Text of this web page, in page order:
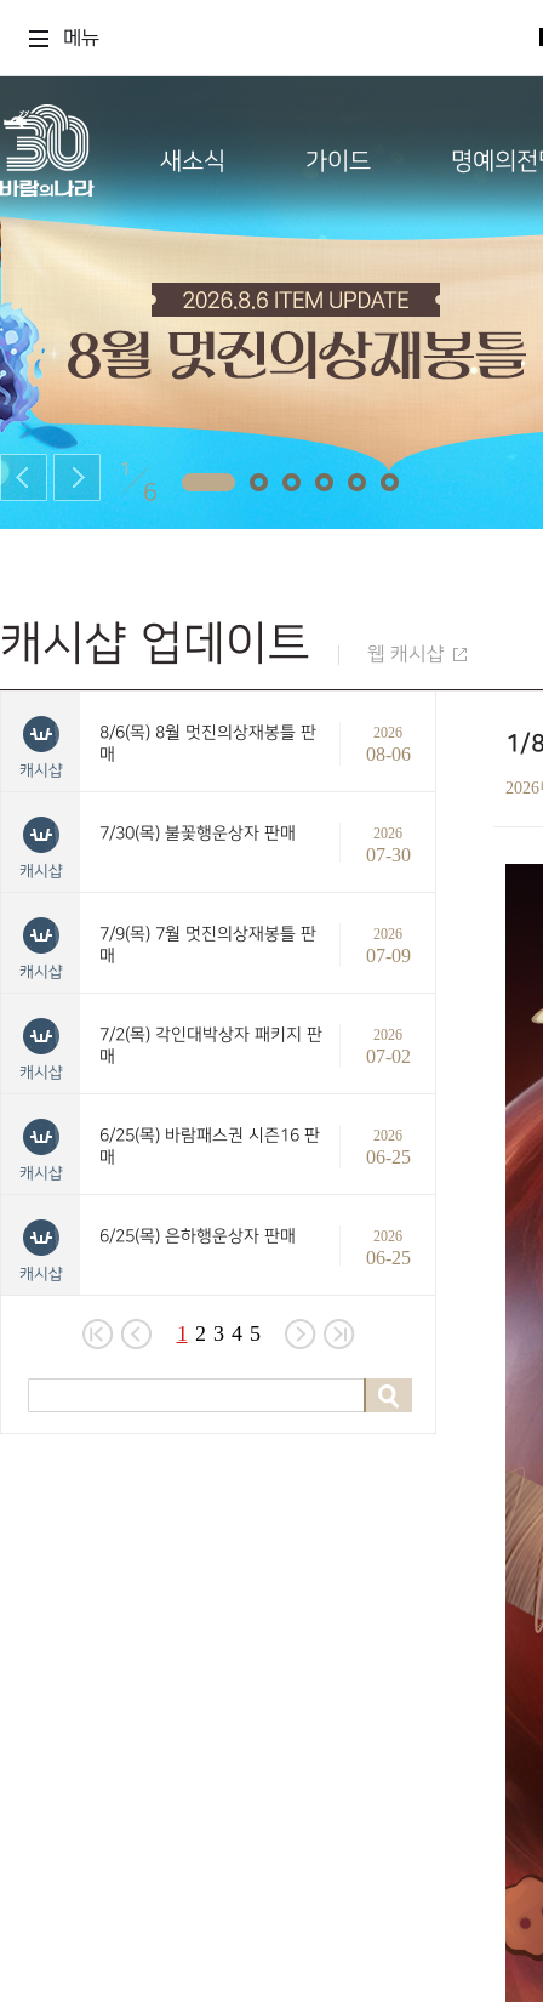
메뉴
새소식 가이드 명예의
1
6
캐시샵 업데이트 웹 캐시샵
캐시샵
8/6(목) 8월 멋진의상재봉틀 판
매
2026
08-06
캐시샵
7/30(목) 불꽃행운상자 판매 2026
07-30
캐시샵
7/9(목) 7월 멋진의상재봉틀 판
매
2026
07-09
캐시샵
7/2(목) 각인대박상자 패키지 판
매
2026
07-02
캐시샵
6/25(목) 바람패스권 시즌16 판
매
2026
06-25
캐시샵
6/25(목) 은하행운상자 판매 2026
06-25
1 2 3 4 5
1/